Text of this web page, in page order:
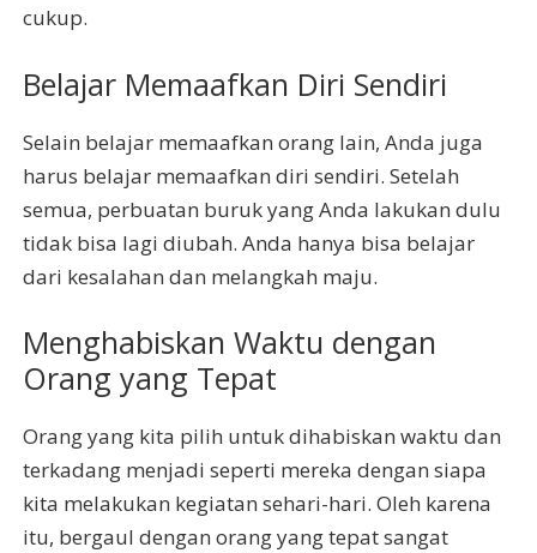
cukup.
Belajar Memaafkan Diri Sendiri
Selain belajar memaafkan orang lain, Anda juga
harus belajar memaafkan diri sendiri. Setelah
semua, perbuatan buruk yang Anda lakukan dulu
tidak bisa lagi diubah. Anda hanya bisa belajar
dari kesalahan dan melangkah maju.
Menghabiskan Waktu dengan
Orang yang Tepat
Orang yang kita pilih untuk dihabiskan waktu dan
terkadang menjadi seperti mereka dengan siapa
kita melakukan kegiatan sehari-hari. Oleh karena
itu, bergaul dengan orang yang tepat sangat